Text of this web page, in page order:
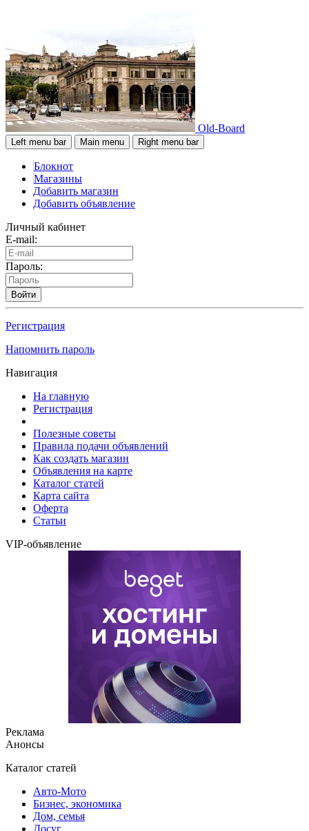
Old-Board
Left menu bar Main menu Right menu bar
Блокнот
Магазины
Добавить магазин
Добавить объявление
Личный кабинет
E-mail:
Пароль:
Войти
Регистрация
Напомнить пароль
Навигация
На главную
Регистрация
Полезные советы
Правила подачи объявлений
Как создать магазин
Объявления на карте
Каталог статей
Карта сайта
Оферта
Статьи
VIP-объявление
Реклама
Анонсы
Каталог статей
Авто-Мото
Бизнес, экономика
Дом, семья
Досуг